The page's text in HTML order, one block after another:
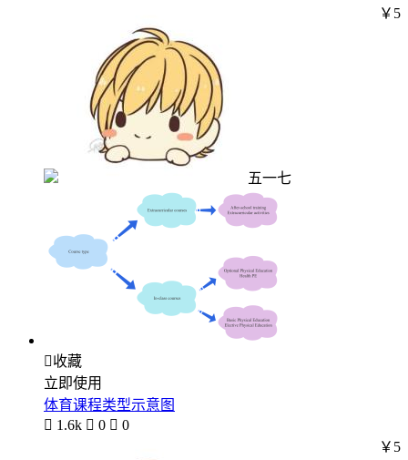
五一七
￥5
收藏
立即使用
体育课程类型示意图
 1.6k  0  0
￥5